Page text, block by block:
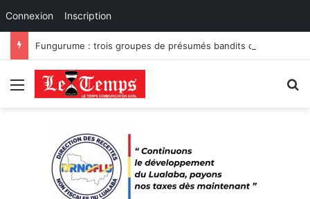
Connexion Inscription
Menu